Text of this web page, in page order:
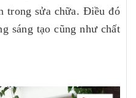
trong sửa chữa. Điều đó
sáng tạo cũng như chất